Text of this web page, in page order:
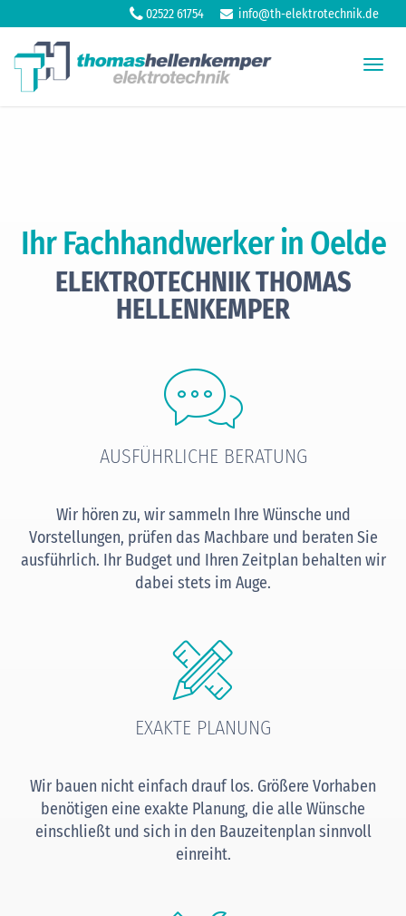
02522 61754 info@th-elektrotechnik.de
Ihr Fachhandwerker in Oelde
ELEKTROTECHNIK THOMAS
HELLENKEMPER
AUSFÜHRLICHE BERATUNG
Wir hören zu, wir sammeln Ihre Wünsche und
Vorstellungen, prüfen das Machbare und beraten Sie
ausführlich. Ihr Budget und Ihren Zeitplan behalten wir
dabei stets im Auge.
EXAKTE PLANUNG
Wir bauen nicht einfach drauf los. Größere Vorhaben
benötigen eine exakte Planung, die alle Wünsche
einschließt und sich in den Bauzeitenplan sinnvoll
einreiht.